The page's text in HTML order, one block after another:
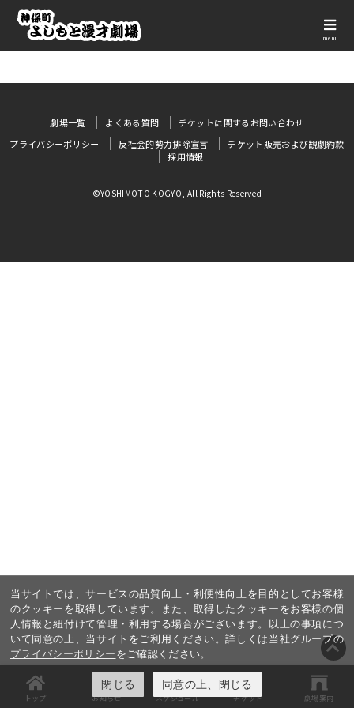
menu
トップ お知らせ スケジュール チケット 劇場案内
当サイトでは、サービスの品質向上・利便性向上を目的としてお客様
のクッキーを取得しています。また、取得したクッキーをお客様の個
人情報と紐付けて管理・利用する場合がございます。以上の事項につ
いて同意の上、当サイトをご利用ください。詳しくは当社グループの
プライバシーポリシーをご確認ください。
閉じる 同意の上、閉じる
劇場一覧 よくある質問
チケットに関するお問い合わせ
プライバシーポリシー
反社会的勢力排除宣言
チケット販売および観劇約款
採用情報
©YOSHIMOTO KOGYO, All Rights Reserved